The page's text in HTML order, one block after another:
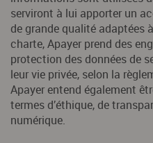
serviront à lui apporter un
de grande qualité adaptées
charte, Apayer prend des
protection des données de
leur vie privée, selon la
Apayer entend également
termes d’éthique, de
numérique.